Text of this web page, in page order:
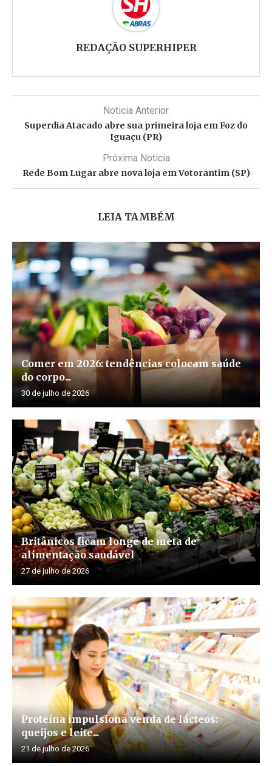
REDAÇÃO SUPERHIPER
Noticia Anterior
Superdia Atacado abre sua primeira loja em Foz do
Iguaçu (PR)
Próxima Noticia
Rede Bom Lugar abre nova loja em Votorantim (SP)
LEIA TAMBÉM
Comer em 2026: tendências colocam saúde
do corpo...
30 de julho de 2026
Britânicos ficam longe de meta de
alimentação saudável
27 de julho de 2026
Proteína impulsiona venda de lácteos:
queijos e leite...
21 de julho de 2026